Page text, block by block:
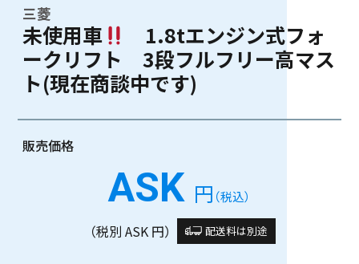
三菱
未使用車
1.8tエンジン式フォ
ークリフト 3段フルフリー高マス
ト(現在商談中です)
販売価格
ASK 円 （税込）
（税別 ASK 円） 配送料は別途